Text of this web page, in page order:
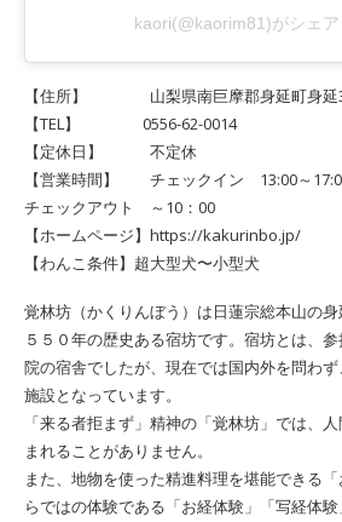
kaori(@kaorim81)がシェ
【住所】 山梨県南巨摩郡身延町身延
【TEL】 0556-62-0014
【定休日】 不定休
【営業時間】 チェックイン 13:00～
チェックアウト ～10：00
【ホームページ】https://kakurinbo.jp/
【わんこ条件】超大型犬〜小型犬
覚林坊（かくりんぼう）は日蓮宗総本山の
５５０年の歴史ある宿坊です。宿坊とは、
院の宿舎でしたが、現在では国内外を問わ
施設となっています。
「来る者拒まず」精神の「覚林坊」では、
まれることがありません。
また、地物を使った精進料理を堪能できる
らではの体験である「お経体験」「写経体